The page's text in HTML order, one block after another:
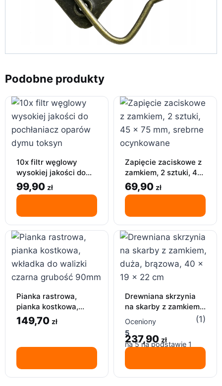
Podobne produkty
10x filtr węglowy
wysokiej jakości do
pochłaniacz oparów
dymu toksyn
99,90 zł
Zapięcie zaciskowe z
zamkiem, 2 sztuki, 45
x 75 mm, srebrne
ocynkowane
69,90 zł
Pianka rastrowa,
pianka kostkowa,
wkładka do walizki
czarna grubość 90mm
149,70 zł
Drewniana skrzynia
na skarby z zamkiem,
duża, brązowa, 40 x
19 x 22 cm
Oceniony
5
na 5 na podstawie 1
(1)
237,90 zł